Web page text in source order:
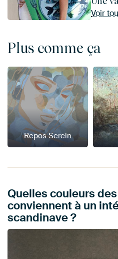
Voir
Plus comme ça
Repos Serein
Quelles couleurs
conviennent à un
scandinave ?